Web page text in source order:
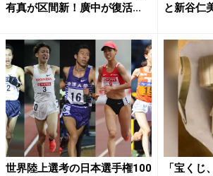
有真が区間新！廣中が復活...
と新谷仁
世界陸上選考の日本選手権100
「宝くじ